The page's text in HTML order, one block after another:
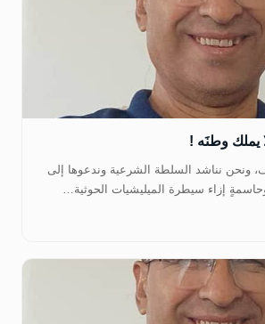
يملك وطنَه !
ونحن نناشد السلطة الشرعية وندعوها إلى
وحاسمةٍ إزاء سيطرة الميليشيات الحوثية…